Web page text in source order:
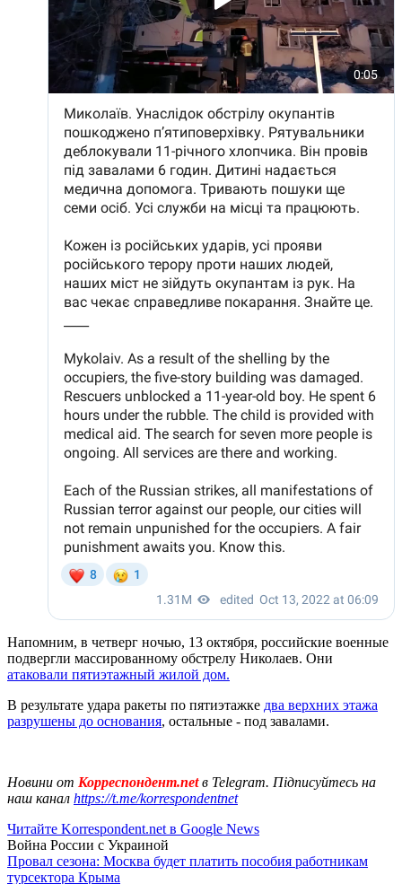
Напомним, в четверг ночью, 13 октября, российские военные
подвергли массированному обстрелу Николаев. Они
атаковали пятиэтажный жилой дом.
В результате удара ракеты по пятиэтажке два верхних этажа
разрушены до основания, остальные - под завалами.
Новини от Корреспондент.netв Telegram. Підписуйтесь на
наш канал https://t.me/korrespondentnet
Читайте Korrespondent.net в Google News
Война России с Украиной
Провал сезона: Москва будет платить пособия работникам
турсектора Крыма